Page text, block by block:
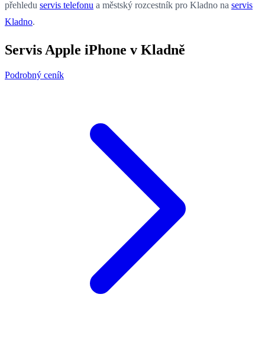
přehledu servis telefonu a městský rozcestník pro Kladno na servis
Kladno.
Servis Apple iPhone v Kladně
Podrobný ceník